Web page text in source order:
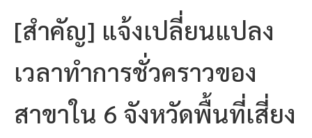
[สำคัญ] แจ้งเปลี่ยนแปลง
เวลาทำการชั่วคราวของ
สาขาใน 6 จังหวัดพื้นที่เสี่ยง